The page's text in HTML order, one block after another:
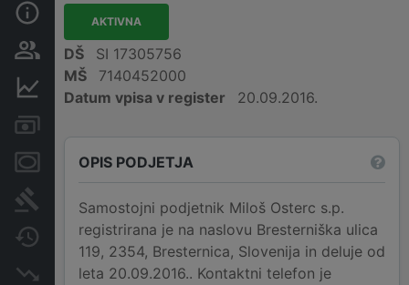
Odgovorne osebe in lastništvo
Zastavne pravice
Sodni postopki
Spremembe
Insolvenčni postopki
AKTIVNA
DŠ
SI 17305756
MŠ
7140452000
Datum vpisa v register
20.09.2016.
OPIS PODJETJA
Samostojni podjetnik Miloš Osterc s.p.
registrirana je na naslovu Bresterniška ulica
119, 2354, Bresternica, Slovenija in deluje od
leta 20.09.2016.. Kontaktni telefon je